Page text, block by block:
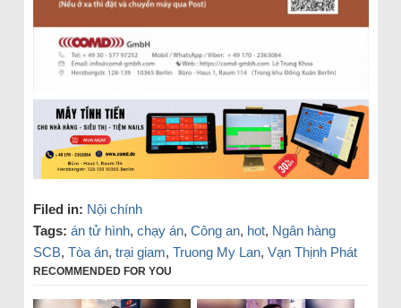
Filed in: Nội chính
Tags: án tử hình, chạy án, Công an, hot, Ngân hàng
SCB, Tòa án, trại giam, Truong My Lan, Vạn Thịnh Phát
RECOMMENDED FOR YOU